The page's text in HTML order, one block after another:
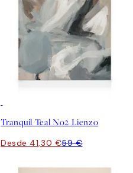
Tranquil Teal No2 Lienzo
Desde 41,30 €59 €